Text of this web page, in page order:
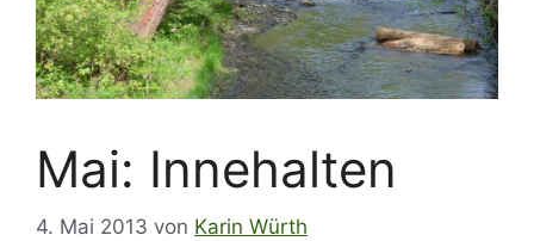
Mai: Innehalten
4. Mai 2013 von Karin Würth